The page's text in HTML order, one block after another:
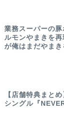
業務スーパーの
ルモンやまきを
が俺はまだやまき
【店舗特典まと
シングル『